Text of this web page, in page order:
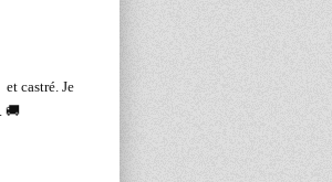
castré. Je
🚚